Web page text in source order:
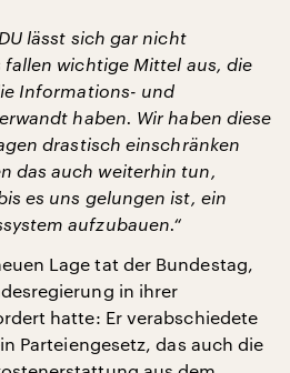
lässt sich gar nicht
fallen wichtige Mittel aus, die
Informations- und
haben. Wir haben diese
drastisch einschränken
das auch weiterhin tun,
es uns gelungen ist, ein
aufzubauen.“
Lage tat der Bundestag,
in ihrer
hatte: Er verabschiedete
Parteiengesetz, das auch die